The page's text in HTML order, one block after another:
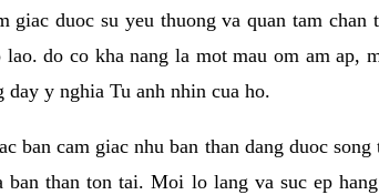
giac duoc su yeu thuong va quan tam
do co kha nang la mot mau om am ap,
day y nghia Tu anh nhin cua ho.
ban cam giac nhu ban than dang duoc
ban than ton tai. Moi lo lang va suc ep